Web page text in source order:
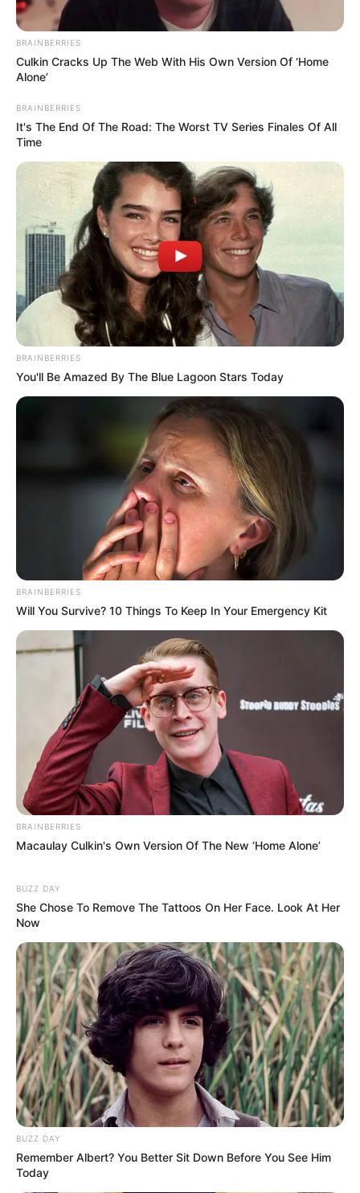
BRAINBERRIES
Culkin Cracks Up The Web With His Own Version Of ‘Home
Alone’
BRAINBERRIES
It's The End Of The Road: The Worst TV Series Finales Of All
Time
BRAINBERRIES
You'll Be Amazed By The Blue Lagoon Stars Today
BRAINBERRIES
Will You Survive? 10 Things To Keep In Your Emergency Kit
BRAINBERRIES
Macaulay Culkin's Own Version Of The New ‘Home Alone’
BUZZ DAY
She Chose To Remove The Tattoos On Her Face. Look At Her
Now
BUZZ DAY
Remember Albert? You Better Sit Down Before You See Him
Today